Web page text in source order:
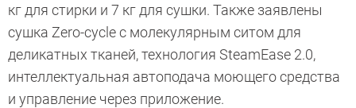
кг для стирки и 7 кг для сушки. Также заявлены
сушка Zero-cycle с молекулярным ситом для
деликатных тканей, технология SteamEase 2.0,
интеллектуальная автоподача моющего средства
и управление через приложение.